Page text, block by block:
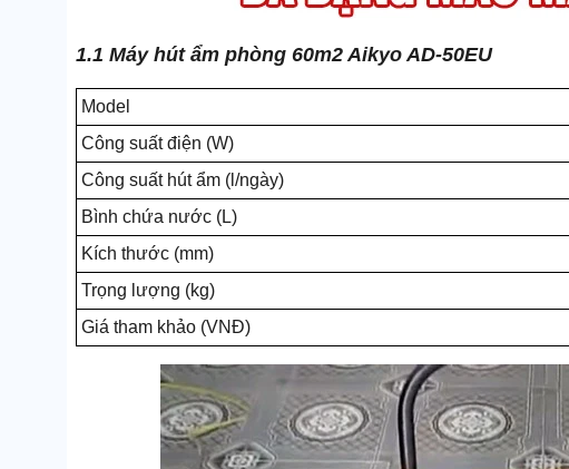
1.1 Máy hút ẩm phòng 60m2 Aikyo AD-50EU
Model
Công suất điện (W)
Công suất hút ẩm (l/ngày)
Bình chứa nước (L)
Kích thước (mm)
Trọng lượng (kg)
Giá tham khảo (VNĐ)